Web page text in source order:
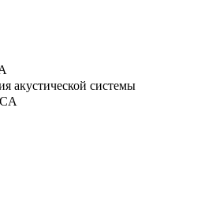
акустической системы